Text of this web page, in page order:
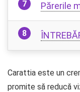
Părerile
Carattia este un
promite să reducă